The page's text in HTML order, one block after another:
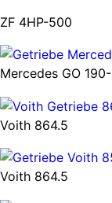
ZF 4HP-500
Mercedes GO
Voith 864.5
Voith 864.5